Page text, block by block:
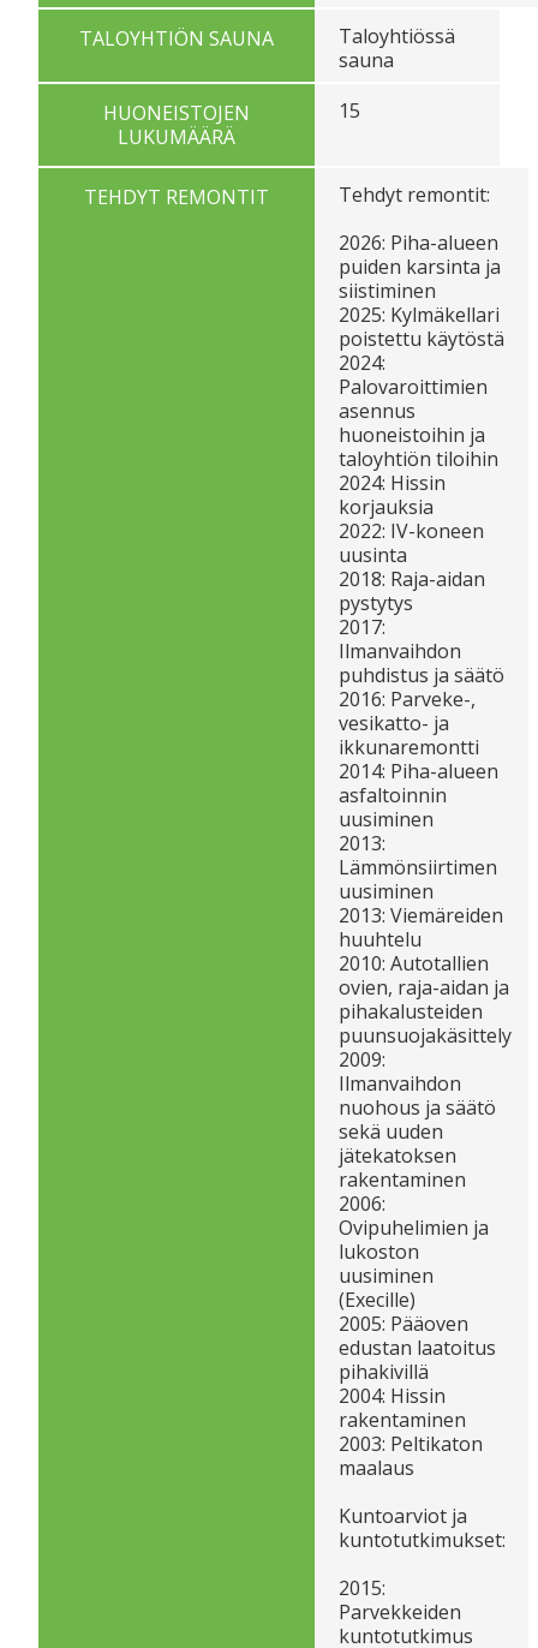
TALOYHTIÖN SAUNA
Taloyhtiössä
sauna
HUONEISTOJEN
LUKUMÄÄRÄ
15
TEHDYT REMONTIT
Tehdyt remontit:
2026: Piha-alueen
puiden karsinta ja
siistiminen
2025: Kylmäkellari
poistettu käytöstä
2024:
Palovaroittimien
asennus
huoneistoihin ja
taloyhtiön tiloihin
2024: Hissin
korjauksia
2022: IV-koneen
uusinta
2018: Raja-aidan
pystytys
2017:
Ilmanvaihdon
puhdistus ja säätö
2016: Parveke-,
vesikatto- ja
ikkunaremontti
2014: Piha-alueen
asfaltoinnin
uusiminen
2013:
Lämmönsiirtimen
uusiminen
2013: Viemäreiden
huuhtelu
2010: Autotallien
ovien, raja-aidan ja
pihakalusteiden
puunsuojakäsittely
2009:
Ilmanvaihdon
nuohous ja säätö
sekä uuden
jätekatoksen
rakentaminen
2006:
Ovipuhelimien ja
lukoston
uusiminen
(Execille)
2005: Pääoven
edustan laatoitus
pihakivillä
2004: Hissin
rakentaminen
2003: Peltikaton
maalaus
Kuntoarviot ja
kuntotutkimukset:
2015:
Parvekkeiden
kuntotutkimus